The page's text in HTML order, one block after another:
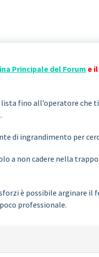
Principale del Forum e
fino all’operatore che
di ingrandimento per
a non cadere nella
è possibile arginare il
professionale.